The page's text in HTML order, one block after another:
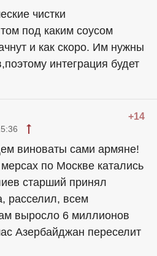
чистки
под каким соусом
и как скоро. Им нужны
интеграция будет
+14
виноваты сами армяне!
по Москве катались
старший принял
расселил, всем
выросло 6 миллионов
Азербайджан переселит